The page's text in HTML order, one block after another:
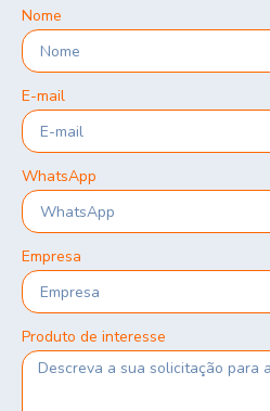
Nome
E-mail
WhatsApp
Empresa
Produto de interesse